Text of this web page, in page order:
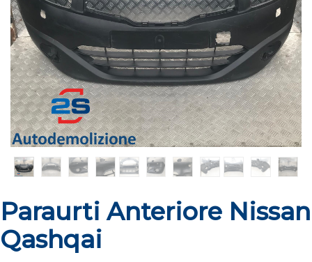
Paraurti Anteriore Nissan
Qashqai